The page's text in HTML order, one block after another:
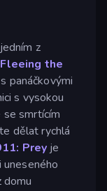
z
Fleeing the
panáčkovými
s vysokou
smrtícím
dělat rychlá
Prey je
domu